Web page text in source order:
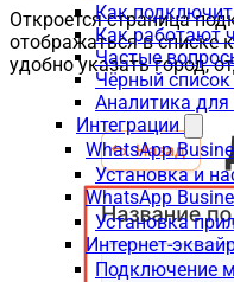
Как
Как работают
Частые
Чёрный
Аналитика
Интеграции
WhatsApp
Установка и
WhatsApp
Установка
Интернет-
Подключение
Откроется страница
отображаться в списке
удобно указать город,